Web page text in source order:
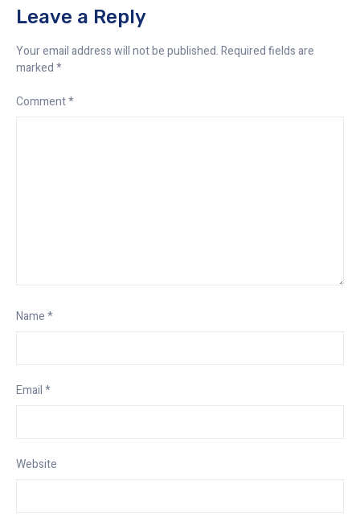
Leave a Reply
Your email address will not be published.Required fields are
marked*
Comment*
Name*
Email*
Website